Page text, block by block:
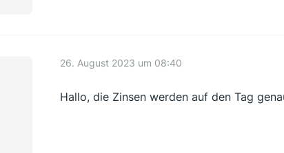
26. August 2023 um 08:40
Hallo, die Zinsen werden auf den Tag